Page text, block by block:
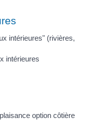
intérieures" (rivières,
intérieures
option côtière